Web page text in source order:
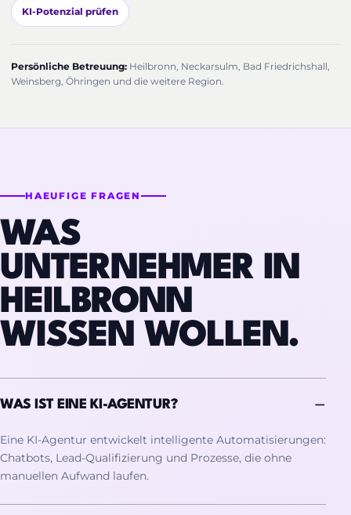
KI-Potenzial prüfen
Persönliche Betreuung: Heilbronn, Neckarsulm, Bad Friedrichshall,
Weinsberg, Öhringen und die weitere Region.
HAEUFIGE FRAGEN
WAS
UNTERNEHMER IN
HEILBRONN
WISSEN WOLLEN.
WAS IST EINE KI-AGENTUR?
Eine KI-Agentur entwickelt intelligente Automatisierungen:
Chatbots, Lead-Qualifizierung und Prozesse, die ohne
manuellen Aufwand laufen.